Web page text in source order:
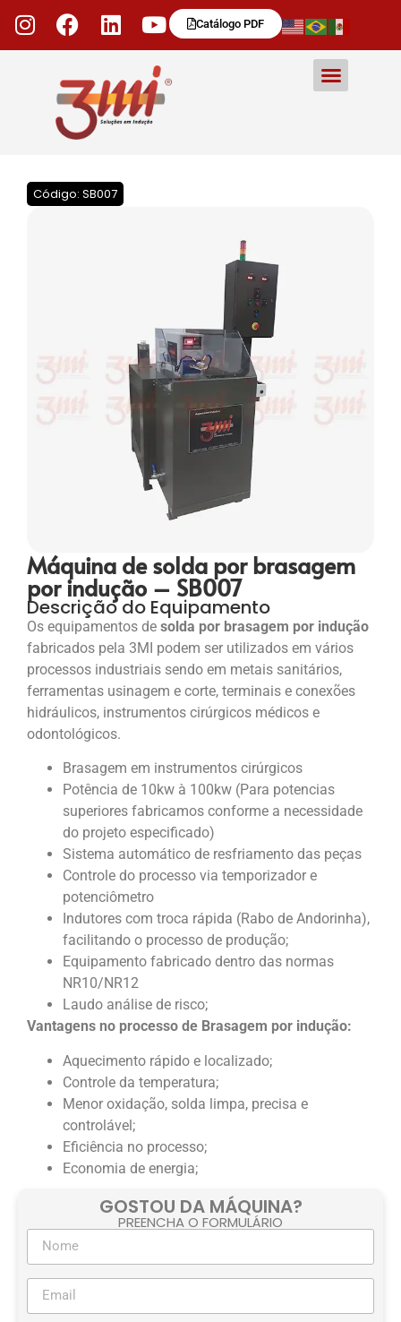
Catálogo PDF
Código: SB007
Máquina de solda por brasagem
por indução – SB007
Descrição do Equipamento
Os equipamentos de solda por brasagem por indução
fabricados pela 3MI podem ser utilizados em vários
processos industriais sendo em metais sanitários,
ferramentas usinagem e corte, terminais e conexões
hidráulicos, instrumentos cirúrgicos médicos e
odontológicos.
Brasagem em instrumentos cirúrgicos
Potência de 10kw à 100kw (Para potencias
superiores fabricamos conforme a necessidade
do projeto especificado)
Sistema automático de resfriamento das peças
Controle do processo via temporizador e
potenciômetro
Indutores com troca rápida (Rabo de Andorinha),
facilitando o processo de produção;
Equipamento fabricado dentro das normas
NR10/NR12
Laudo análise de risco;
Vantagens no processo de Brasagem por indução:
Aquecimento rápido e localizado;
Controle da temperatura;
Menor oxidação, solda limpa, precisa e
controlável;
Eficiência no processo;
Economia de energia;
GOSTOU DA MÁQUINA?
PREENCHA O FORMULÁRIO